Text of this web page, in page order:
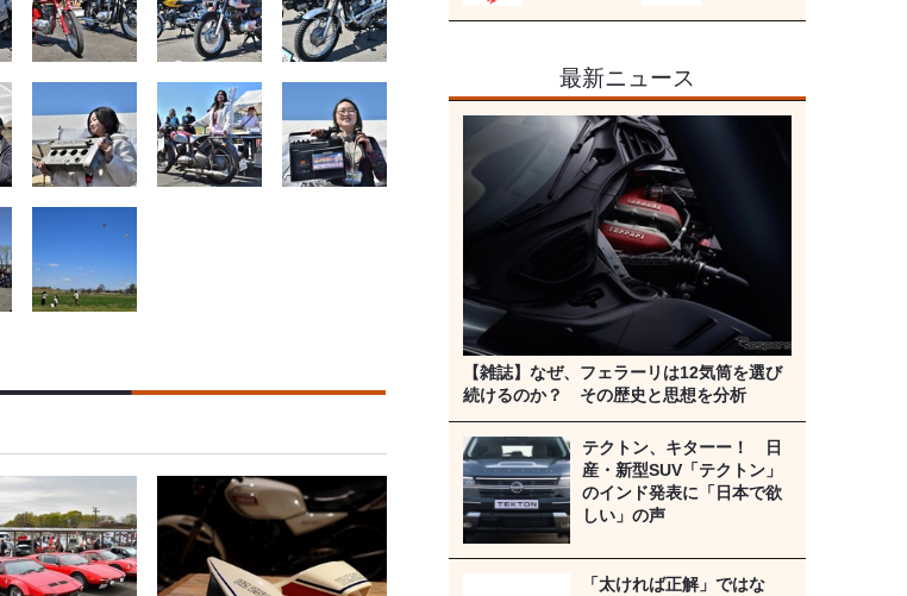
最新ニュース
【雑誌】なぜ、フェラーリは12気筒を選び
続けるのか？ その歴史と思想を分析
テクトン、キターー！ 日
産・新型SUV「テクトン」
のインド発表に「日本で欲
しい」の声
「太ければ正解」ではな